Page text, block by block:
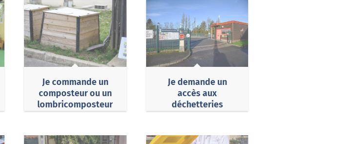
Je commande un
composteur ou un
lombricomposteur
Je demande un
accès aux
déchetteries